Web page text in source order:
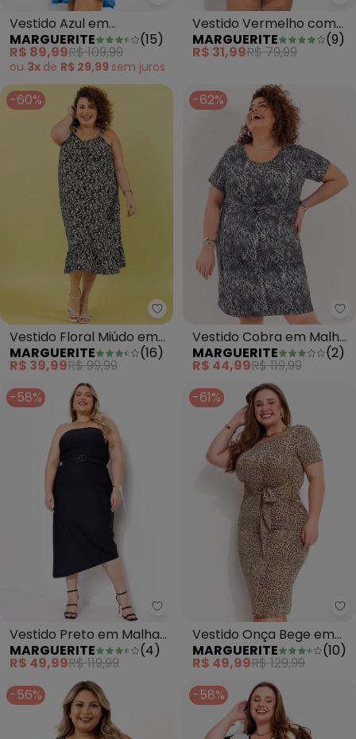
Vestido Azul em
Canelado
MARGUERITE (15)
R$ 89,99R$ 109,99
ou 3x de R$ 29,99 sem juros
Vestido Vermelho com
Fenda na Frente Plus Size
MARGUERITE (9)
R$ 31,99R$ 79,99
-60%
Marguerite - Vestido Floral
Vestido Floral Miúdo em
Poliflex
MARGUERITE (16)
R$ 39,99R$ 99,99
-62%
Vestido Cobra em Malha
Fria
MARGUERITE (2)
R$ 44,99R$ 119,99
-58%
Marguerite - Vestido Preto em
Vestido Preto em Malha
Colméia
MARGUERITE (4)
R$ 49,99R$ 119,99
-61%
Vestido Onça Bege em
Malha Fria
MARGUERITE (10)
R$ 49,99R$ 129,99
-56%
-58%